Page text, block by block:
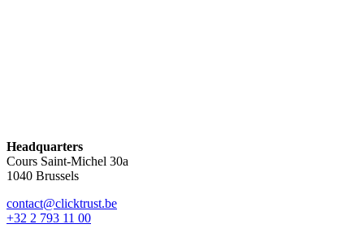
Headquarters
Cours Saint-Michel 30a
1040 Brussels
contact@clicktrust.be
+32 2 793 11 00